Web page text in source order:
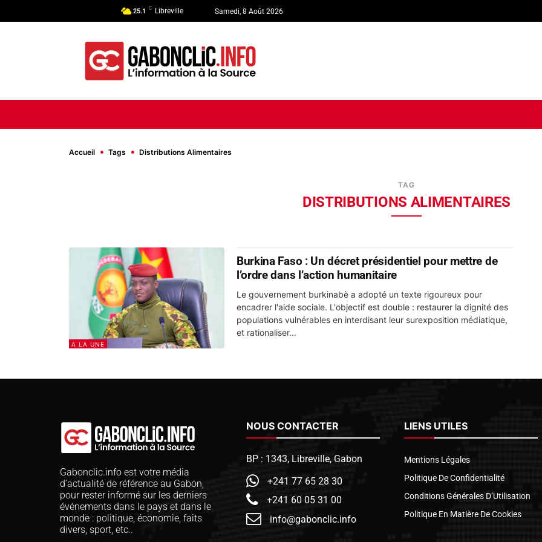
25.1 C Libreville Samedi, 8 Août 2026
Accueil Tags Distributions Alimentaires
TAG
DISTRIBUTIONS ALIMENTAIRES
A LA UNE
Burkina Faso : Un décret présidentiel pour mettre de
l’ordre dans l’action humanitaire
Le gouvernement burkinabè a adopté un texte rigoureux pour
encadrer l'aide sociale. L'objectif est double : restaurer la dignité des
populations vulnérables en interdisant leur surexposition médiatique,
et rationaliser...
Gabonclic.info est votre média
d’actualité de référence au Gabon,
pour rester informé sur les derniers
événements dans le pays et dans le
monde : politique, économie, faits
divers, sport, etc..
NOUS CONTACTER
BP : 1343, Libreville, Gabon
+241 77 65 28 30
+241 60 05 31 00
info@gabonclic.info
LIENS UTILES
Mentions Légales
Politique De Confidentialité
Conditions Générales D’Utilisation
Politique En Matière De Cookies